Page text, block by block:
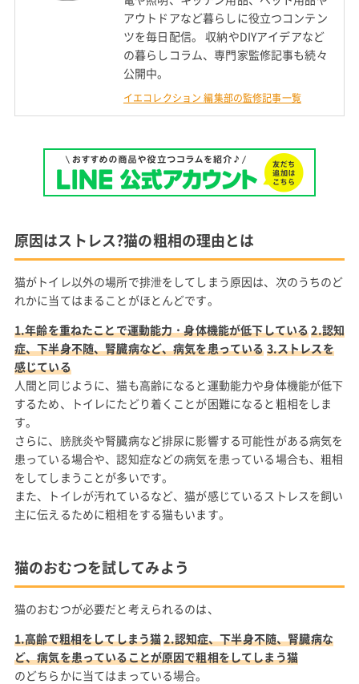
アウトドアなど暮らしに役立つコンテン
ツを毎日配信。 収納やDIYアイデアなど
の暮らしコラム、専門家監修記事も続々
公開中。
イエコレクション 編集部の監修記事一覧
原因はストレス?猫の粗相の理由とは
猫がトイレ以外の場所で排泄をしてしまう原因は、次のうちのど
れかに当てはまることがほとんどです。
1.年齢を重ねたことで運動能力・身体機能が低下している2.認知
症、下半身不随、腎臓病など、病気を患っている 3.ストレスを
感じている
人間と同じように、猫も高齢になると運動能力や身体機能が低下
するため、トイレにたどり着くことが困難になると粗相をしま
す。
さらに、膀胱炎や腎臓病など排尿に影響する可能性がある病気を
患っている場合や、認知症などの病気を患っている場合も、粗相
をしてしまうことが多いです。
また、トイレが汚れているなど、猫が感じているストレスを飼い
主に伝えるために粗相をする猫もいます。
猫のおむつを試してみよう
猫のおむつが必要だと考えられるのは、
1.高齢で粗相をしてしまう猫2.認知症、下半身不随、腎臓病な
ど、病気を患っていることが原因で粗相をしてしまう猫
のどちらかに当てはまっている場合。